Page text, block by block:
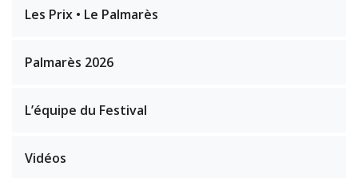
Les Prix • Le Palmarès
Palmarès 2026
L’équipe du Festival
Vidéos